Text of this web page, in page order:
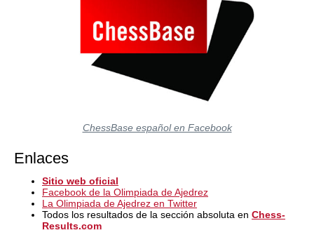
ChessBase español en Facebook
Enlaces
Sitio web oficial
Facebook de la Olimpiada de Ajedrez
La Olimpiada de Ajedrez en Twitter
Todos los resultados de la sección absoluta en Chess-
Results.com